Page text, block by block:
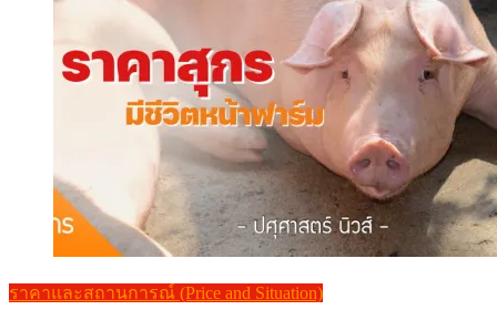
ราคาและสถานการณ์ (Price and Situation)